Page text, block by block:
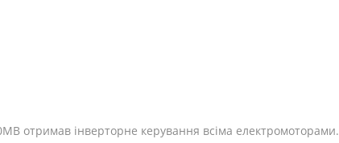
отримав інверторне керування всіма електромоторами.